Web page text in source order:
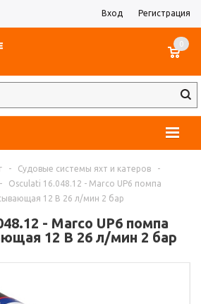
Вход Регистрация
0
- Судовые системы яхт и катеров
-
-
Osculati 16.048.12 - Marco UP6 помпа
12 В 26 л/мин 2 бар
- Marco UP6 помпа
12 В 26 л/мин 2 бар